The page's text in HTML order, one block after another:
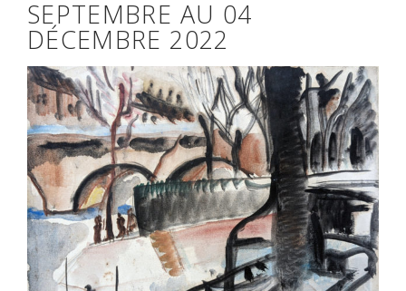
SEPTEMBRE AU 04
DÉCEMBRE 2022